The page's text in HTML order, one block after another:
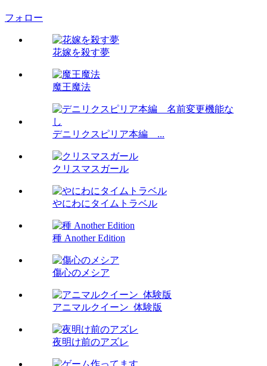
フォロー
花嫁を殺す夢
魔王魔法
デニリクスピリア本編 ...
クリスマスガール
やにわにタイムトラベル
種 Another Edition
傷心のメシア
アニマルクイーン_体験版
夜明け前のアズレ